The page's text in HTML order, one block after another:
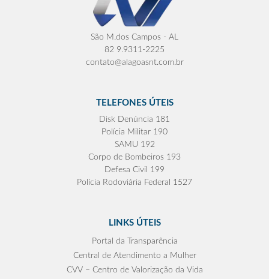
São M.dos Campos - AL
82 9.9311-2225
contato@alagoasnt.com.br
TELEFONES ÚTEIS
Disk Denúncia 181
Polícia Militar 190
SAMU 192
Corpo de Bombeiros 193
Defesa Civil 199
Polícia Rodoviária Federal 1527
LINKS ÚTEIS
Portal da Transparência
Central de Atendimento a Mulher
CVV – Centro de Valorização da Vida